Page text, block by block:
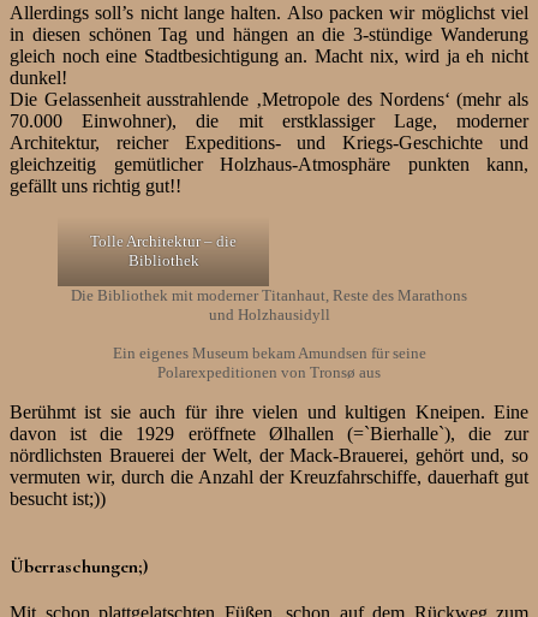
Allerdings soll’s nicht lange halten. Also packen wir möglichst viel
in diesen schönen Tag und hängen an die 3-stündige Wanderung
gleich noch eine Stadtbesichtigung an. Macht nix, wird ja eh nicht
dunkel!
Die Gelassenheit ausstrahlende ‚Metropole des Nordens‘ (mehr als
70.000 Einwohner), die mit erstklassiger Lage, moderner
Architektur, reicher Expeditions- und Kriegs-Geschichte und
gleichzeitig gemütlicher Holzhaus-Atmosphäre punkten kann,
gefällt uns richtig gut!!
Tolle Architektur – die
Bibliothek
Die Bibliothek mit moderner Titanhaut, Reste des Marathons
und Holzhausidyll
Ein eigenes Museum bekam Amundsen für seine
Polarexpeditionen von Tronsø aus
Berühmt ist sie auch für ihre vielen und kultigen Kneipen. Eine
davon ist die 1929 eröffnete Ølhallen (=`Bierhalle`), die zur
nördlichsten Brauerei der Welt, der Mack-Brauerei, gehört und, so
vermuten wir, durch die Anzahl der Kreuzfahrschiffe, dauerhaft gut
besucht ist;))
Überraschungen;)